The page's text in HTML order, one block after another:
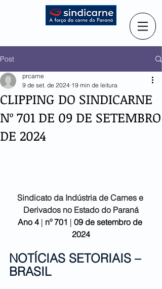
Post
CLIPPING DO SINDICARNE
Nº 701 DE 09 DE SETEMBRO
DE 2024
prcarne
9 de set. de 2024 19 min de leitura
Sindicato da Indústria de Carnes e
Derivados no Estado do Paraná
Ano 4 | nº 701 | 09 de setembro de
2024
NOTÍCIAS SETORIAIS –
BRASIL